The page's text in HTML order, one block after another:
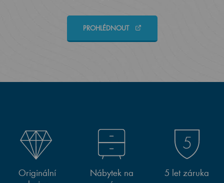
PROHLÉDNOUT
Originální
Nábytek na
5 let záruka